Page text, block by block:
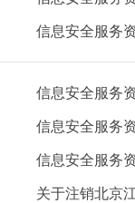
信息安全服务
信息安全服务
信息安全服务
信息安全服务
关于注销北京